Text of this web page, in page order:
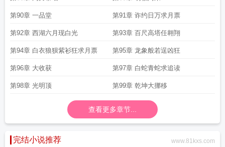
第90章 一品堂 第91章 诈约日万求月票
第92章 西湖六月现白光 第93章 百尺高塔任翱翔
第94章 白衣狼狈紫衫狂求月票 第95章 龙象般若逞凶狂
第96章 大收获 第97章 白蛇青蛇求追读
第98章 光明顶 第99章 乾坤大挪移
查看更多章节...
完结小说推荐 www.81kxs.com